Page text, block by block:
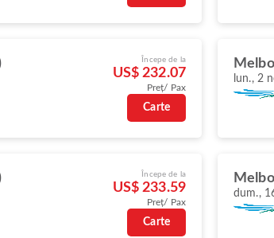
Începe de la
US$ 232.07
Preț/ Pax
Carte
lun., 2
Începe de la
US$ 233.59
Preț/ Pax
Carte
dum.,